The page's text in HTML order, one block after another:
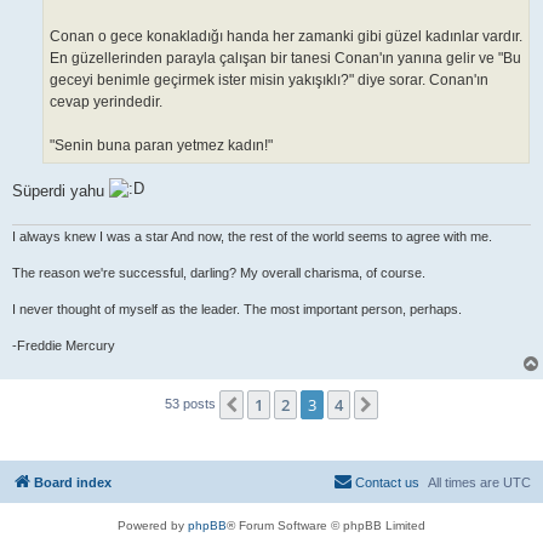
Conan o gece konakladığı handa her zamanki gibi güzel kadınlar vardır.
En güzellerinden parayla çalışan bir tanesi Conan'ın yanına gelir ve "Bu
geceyi benimle geçirmek ister misin yakışıklı?" diye sorar. Conan'ın
cevap yerindedir.
"Senin buna paran yetmez kadın!"
Süperdi yahu
I always knew I was a star And now, the rest of the world seems to agree with me.
The reason we're successful, darling? My overall charisma, of course.
I never thought of myself as the leader. The most important person, perhaps.
-Freddie Mercury
53 posts Previous
1 2 3 4
Board index All times are UTC
Contact us
Powered by phpBB® Forum Software © phpBB Limited